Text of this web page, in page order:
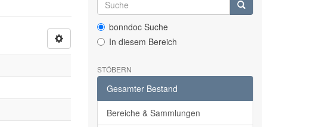
bonndoc Suche
In diesem Bereich
STÖBERN
Gesamter Bestand
Bereiche & Sammlungen